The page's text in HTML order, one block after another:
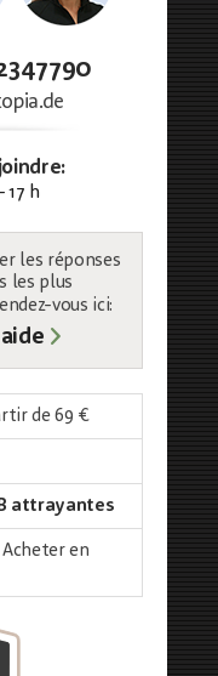
17 h
les réponses
les plus
vous ici:
de 69 €
attrayantes
Acheter en